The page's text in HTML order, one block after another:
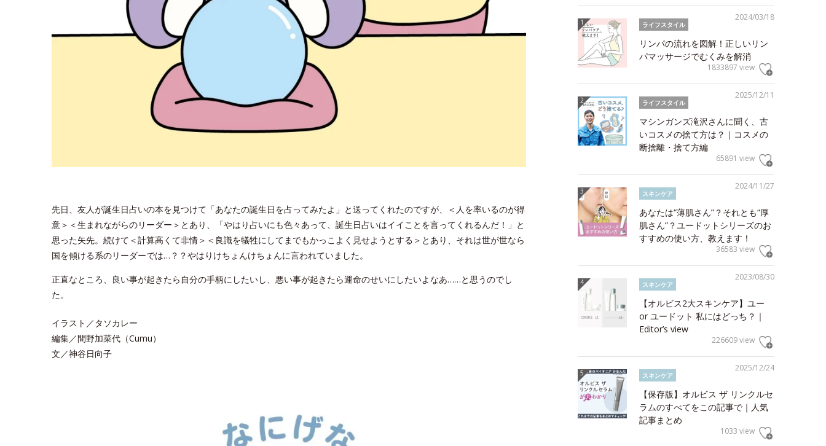
先日、友人が誕生日占いの本を見つけて「あなたの誕生日を占ってみたよ」と送ってくれたのですが、＜人を率いるのが得
意＞＜生まれながらのリーダー＞とあり、「やはり占いにも色々あって、誕生日占いはイイことを言ってくれるんだ！」と
思った矢先。続けて＜計算高くて非情＞＜良識を犠牲にしてまでもかっこよく見せようとする＞とあり、それは世が世なら
国を傾ける系のリーダーでは…？？やはりけちょんけちょんに言われていました。
正直なところ、良い事が起きたら自分の手柄にしたいし、悪い事が起きたら運命のせいにしたいよなあ……と思うのでし
た。
イラスト／タソカレー
編集／間野加菜代（Cumu）
文／神谷日向子
2024/03/18
ライフスタイル
リンパの流れを図解！正しいリン
パマッサージでむくみを解消
1833897 view
2025/12/11
ライフスタイル
マシンガンズ滝沢さんに聞く、古
いコスメの捨て方は？｜コスメの
断捨離・捨て方編
65891 view
2024/11/27
スキンケア
あなたは“薄肌さん”？それとも“厚
肌さん”？ユードットシリーズのお
すすめの使い方、教えます！
36583 view
2023/08/30
スキンケア
【オルビス2大スキンケア】ユー
or ユードット 私にはどっち？｜
Editor’s view
226609 view
2025/12/24
スキンケア
【保存版】オルビス ザ リンクルセ
ラムのすべてをこの記事で｜人気
記事まとめ
1033 view